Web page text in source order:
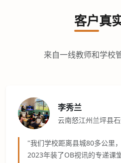
客户真
来自一线教师和学校
李秀兰
云南怒江州兰坪县
"我们学校距离县城80多公里
2023年装了OB视讯的专递课